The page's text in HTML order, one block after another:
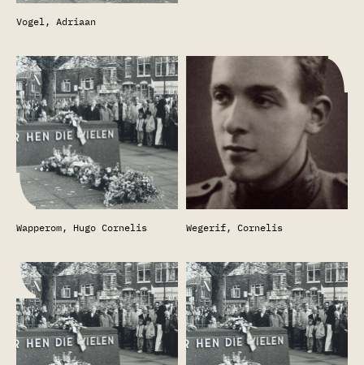
Vogel, Adriaan
Wapperom, Hugo Cornelis Wegerif, Cornelis